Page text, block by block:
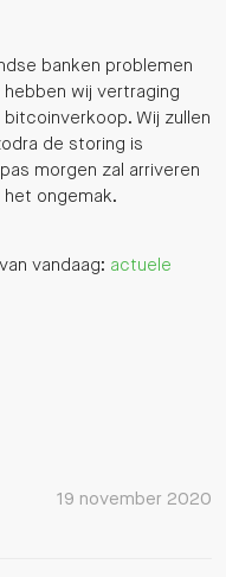
banken problemen
wij vertraging
Wij zullen
de storing is
morgen zal arriveren
het ongemak.
vandaag: actuele
19 november 2020